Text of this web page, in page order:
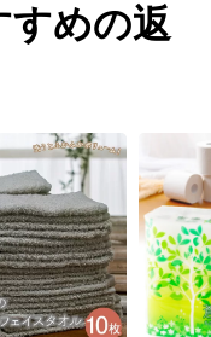
よび臨海部からな
る和泉山脈があ
す。
、里芋、花き等、
。関西国際空港の
造業をはじめとす
漁港では大阪湾で
岸部にはSENNAN
設け、にぎわいを
て再生させ、泉南
すめの返